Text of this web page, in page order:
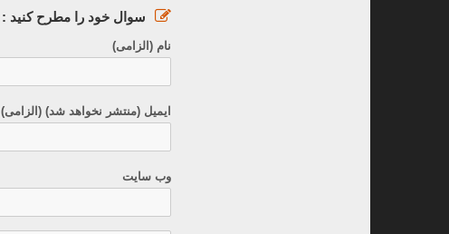
سوال خود را مطرح کنید :
نام (الزامی)
ایمیل (منتشر نخواهد شد) (الزامی)
وب سایت